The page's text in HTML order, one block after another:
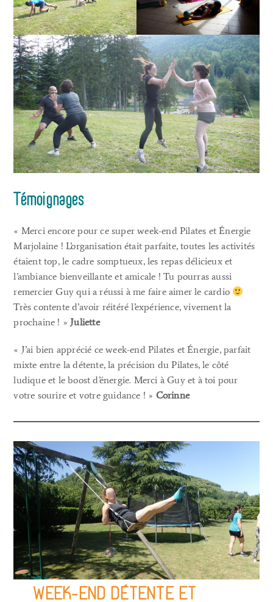
Témoignages
« Merci encore pour ce super week-end Pilates et Énergie
Marjolaine ! L’organisation était parfaite, toutes les activités
étaient top, le cadre somptueux, les repas délicieux et
l’ambiance bienveillante et amicale ! Tu pourras aussi
remercier Guy qui a réussi à me faire aimer le cardio
Très contente d’avoir réitéré l’expérience, vivement la
prochaine ! » Juliette
« J’ai bien apprécié ce week-end Pilates et Énergie, parfait
mixte entre la détente, la précision du Pilates, le côté
ludique et le boost d’énergie. Merci à Guy et à toi pour
votre sourire et votre guidance ! » Corinne
WEEK-END DÉTENTE ET